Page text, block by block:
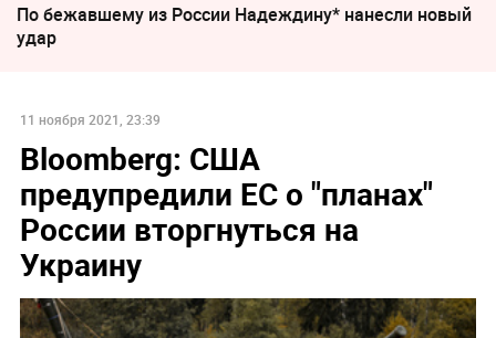
По бежавшему из России Надеждину* нанесли новый
удар
11 ноября 2021, 23:39
Bloomberg: США
предупредили ЕС о "планах"
России вторгнуться на
Украину